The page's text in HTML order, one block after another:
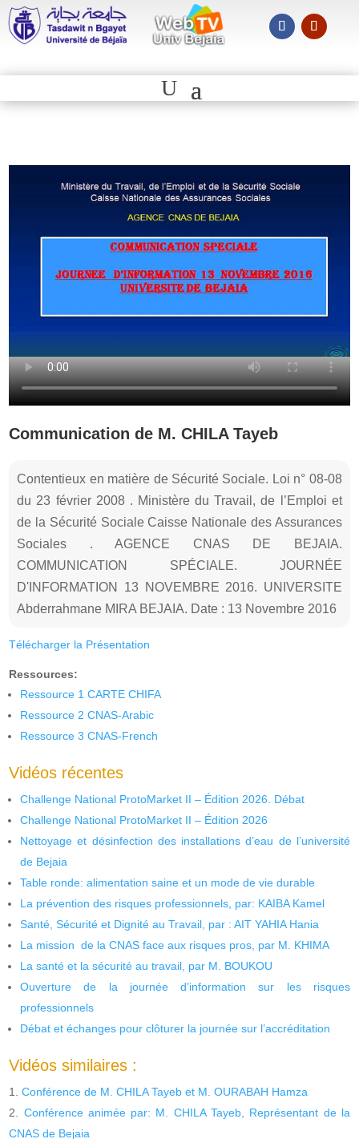
Communication de M. CHILA Tayeb
Contentieux en matière de Sécurité Sociale. Loi n° 08-08
du 23 février 2008 . Ministère du Travail, de l’Emploi et
de la Sécurité Sociale Caisse Nationale des Assurances
Sociales . AGENCE CNAS DE BEJAIA.
COMMUNICATION SPÉCIALE. JOURNÉE
D'INFORMATION 13 NOVEMBRE 2016. UNIVERSITE
Abderrahmane MIRA BEJAIA. Date : 13 Novembre 2016
Télécharger la Présentation
Ressources:
Ressource 1 CARTE CHIFA
Ressource 2 CNAS-Arabic
Ressource 3 CNAS-French
Vidéos récentes
Challenge National ProtoMarket II – Édition 2026. Débat
Challenge National ProtoMarket II – Édition 2026
Nettoyage et désinfection des installations d’eau de l’université
de Bejaia
Table ronde: alimentation saine et un mode de vie durable
La prévention des risques professionnels, par: KAIBA Kamel
Santé, Sécurité et Dignité au Travail, par : AIT YAHIA Hania
La mission de la CNAS face aux risques pros, par M. KHIMA
La santé et la sécurité au travail, par M. BOUKOU
Ouverture de la journée d’information sur les risques
professionnels
Débat et échanges pour clôturer la journée sur l’accréditation
Vidéos similaires :
Conférence de M. CHILA Tayeb et M. OURABAH Hamza
Conférence animée par: M. CHILA Tayeb, Représentant de la
CNAS de Bejaia